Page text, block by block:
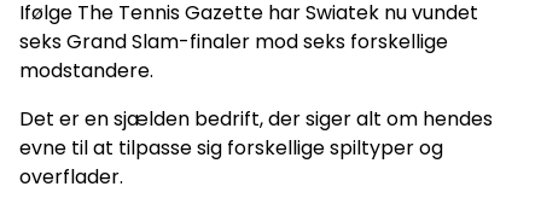
Ifølge The Tennis Gazette har Swiatek nu vundet
seks Grand Slam-finaler mod seks forskellige
modstandere.
Det er en sjælden bedrift, der siger alt om hendes
evne til at tilpasse sig forskellige spiltyper og
overflader.